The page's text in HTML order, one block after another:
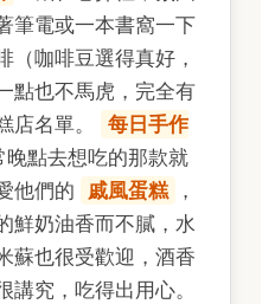
筆電或一本書窩一下
（咖啡豆選得真好，
點也不馬虎，完全有
店名單。
每日手作
晚點去想吃的那款就
他們的
戚風蛋糕
，
鮮奶油香而不膩，水
蘇也很受歡迎，酒香
講究，吃得出用心。